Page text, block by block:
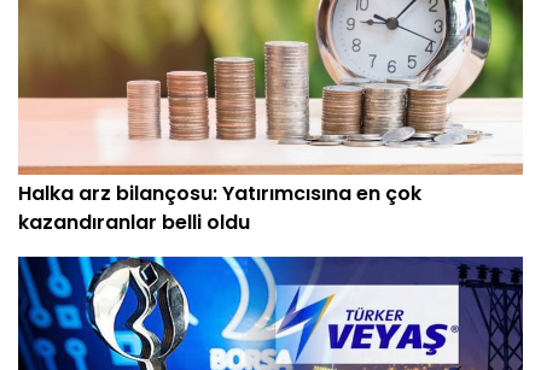
Halka arz bilançosu: Yatırımcısına en çok
kazandıranlar belli oldu